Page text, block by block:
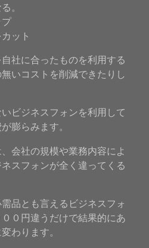
。
プ
ット
社に合ったものを利用する
いコストを削減できたりし
ビジネスフォンを利用して
膨らみます。
会社の規模や業務内容によ
スフォンが全く違ってくる
品とも言えるビジネスフォ
０円違うだけで結果的にあ
わります。